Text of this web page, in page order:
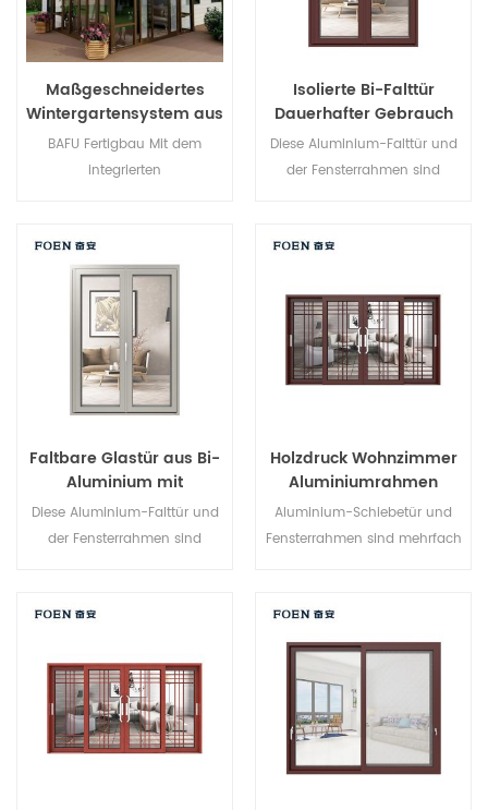
Maßgeschneidertes
Wintergartensystem aus
Aluminium und Glas
BAFU Fertigbau Mit dem
integrierten
praktischer,
benutzerfreundlicher und
komfortabler.
Isolierte Bi-Falttür
Dauerhafter Gebrauch
Für Küstenhotel
Diese Aluminium-Falttür und
der Fensterrahmen sind
Diebstahlsicherung sind
Türtypen für unterschiedliche
architektonische
Anforderungen.
Faltbare Glastür aus Bi-
Aluminium mit
Doppelverglasung im
schlanken Design
Diese Aluminium-Falttür und
der Fensterrahmen sind
Diebstahlsicherung sind
Türtypen für unterschiedliche
architektonische
Anforderungen.
Holzdruck Wohnzimmer
Aluminiumrahmen
Schiebefenstersystem
Aluminium-Schiebetür und
Fensterrahmen sind mehrfach
sind hervorragend.
Verschiedene Türtypen für
architektonische
Anforderungen.